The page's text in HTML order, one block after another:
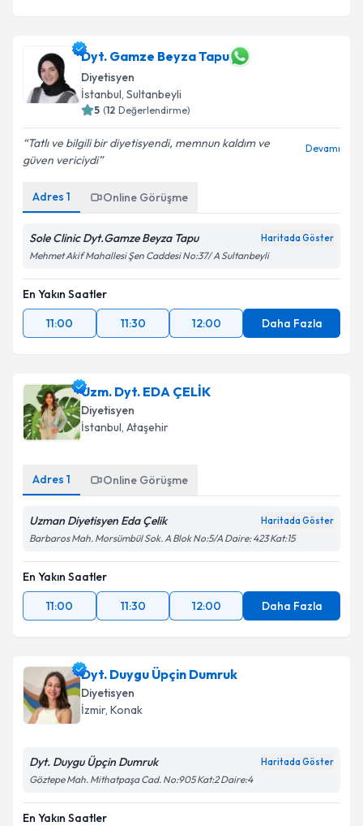
Dyt. Gamze Beyza Tapu
Diyetisyen
İstanbul, Sultanbeyli
5 (12 Değerlendirme)
Tatlı ve bilgili bir diyetisyendi, memnun kaldım ve
güven vericiydi
Devamı
Adres 1 Online Görüşme
Sole Clinic Dyt.Gamze Beyza Tapu Haritada Göster
Mehmet Akif Mahallesi Şen Caddesi No:37/ A Sultanbeyli
En Yakın Saatler
11:00
11:30 12:00 Daha Fazla
Uzm. Dyt. EDA ÇELİK
Diyetisyen
İstanbul, Ataşehir
Adres 1 Online Görüşme
Uzman Diyetisyen Eda Çelik Haritada Göster
Barbaros Mah. Morsümbül Sok. A Blok No:5/A Daire: 423 Kat:15
En Yakın Saatler
11:00
11:30 12:00 Daha Fazla
Dyt. Duygu Üpçin Dumruk
Diyetisyen
İzmir, Konak
Dyt. Duygu Üpçin Dumruk Haritada Göster
Göztepe Mah. Mithatpaşa Cad. No:905 Kat:2 Daire:4
En Yakın Saatler